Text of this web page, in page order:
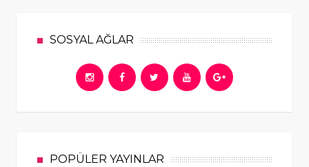
SOSYAL AĞLAR
POPÜLER YAYINLAR